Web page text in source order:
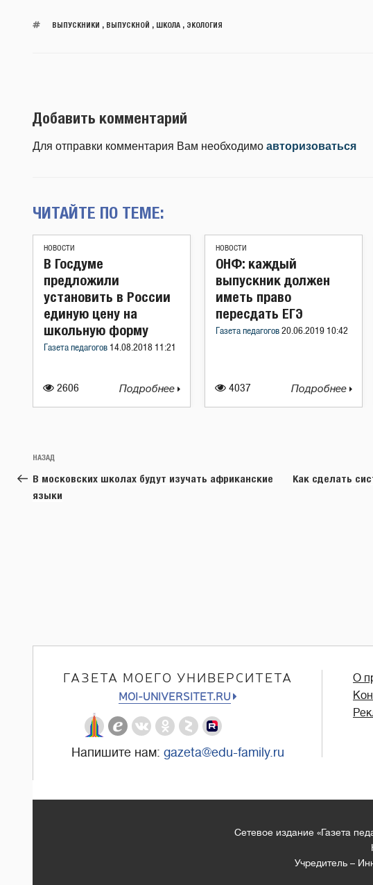
ВЫПУСКНИКИ ВЫПУСКНОЙ ШКОЛА, ЭКОЛОГИЯ
Добавить комментарий
Для отправки комментария Вам необходимо авторизоваться
ЧИТАЙТЕ ПО ТЕМЕ:
НОВОСТИ
2606
В Госдуме
предложили
установить в России
единую цену на
школьную форму
Газета педагогов 14.08.2018 11:21
Подробнее
НОВОСТИ
4037
ОНФ: каждый
выпускник должен
иметь право
пересдать ЕГЭ
Газета педагогов 20.06.2019 10:42
Подробнее
Навигация
по
записям
Предыдущая
запись:
НАЗАД
В московских школах будут изучать африканские
языки
Как сделать
ГАЗЕТА МОЕГО УНИВЕРСИТЕТА
MOI-UNIVERSITET.RU
Напишите нам: gazeta@edu-family.ru
О
Сетевое издание «Газета
Учредитель –